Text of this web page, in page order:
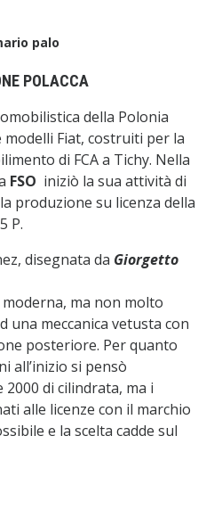
palo
POLACCA
della Polonia
Fiat, costruiti per la
di FCA a Tichy. Nella
FSO iniziò la sua attività di
produzione su licenza della
P.
disegnata da Giorgetto
ma non molto
una meccanica vetusta con
posteriore. Per quanto
all’inizio si pensò
di cilindrata, ma i
alle licenze con il marchio
e la scelta cadde sul